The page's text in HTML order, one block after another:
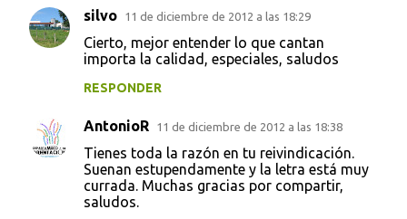
silvo 11 de diciembre de 2012 a las 18:29
Cierto, mejor entender lo que cantan
importa la calidad, especiales, saludos
RESPONDER
AntonioR 11 de diciembre de 2012 a las 18:38
Tienes toda la razón en tu reivindicación.
Suenan estupendamente y la letra está muy
currada. Muchas gracias por compartir,
saludos.